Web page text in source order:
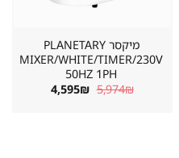
מיקסר PLANETARY
MIXER/WHITE/TIMER/230V
50HZ 1PH
5,974 המחיר
4,595 ₪ המחיר
הנוכחי